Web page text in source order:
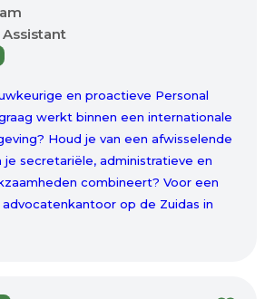
en proactieve Personal
werkt binnen een internationale
Houd je van een afwisselende
je secretariële, administratieve en
combineert? Voor een
op de Zuidas in